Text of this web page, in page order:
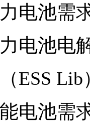
电池需
力电池
ESS Lib
电池需